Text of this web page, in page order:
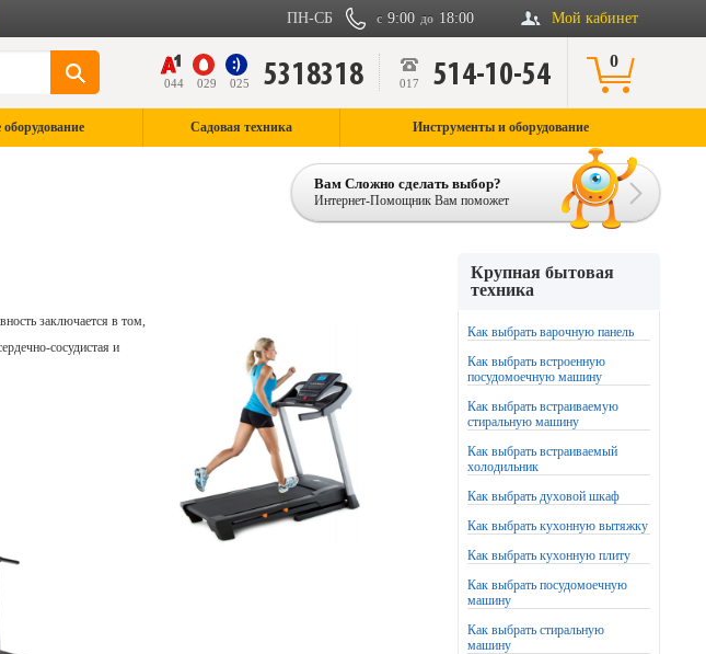
Мой кабинет
с 9:00 до 18:00
ПН-СБ
044 029 025 5318318 017 514-10-54 0
оборудование Садовая техника Инструменты и оборудование
Вам Сложно сделать выбор?
Интернет-Помощник Вам поможет
заключается в том,
сосудистая и
Крупная бытовая
техника
Как выбрать варочную панель
Как выбрать встроенную
посудомоечную машину
Как выбрать встраиваемую
стиральную машину
Как выбрать встраиваемый
холодильник
Как выбрать духовой шкаф
Как выбрать кухонную вытяжку
Как выбрать кухонную плиту
Как выбрать посудомоечную
машину
Как выбрать стиральную
машину